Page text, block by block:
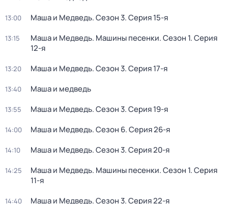
13:00 Маша и Медведь. Сезон 3. Серия 15-я
13:15 Маша и Медведь. Машины песенки. Сезон 1. Серия
12-я
13:20 Маша и Медведь. Сезон 3. Серия 17-я
13:40 Маша и медведь
13:55 Маша и Медведь. Сезон 3. Серия 19-я
14:00 Маша и Медведь. Сезон 6. Серия 26-я
14:10 Маша и Медведь. Сезон 3. Серия 20-я
14:25 Маша и Медведь. Машины песенки. Сезон 1. Серия
11-я
14:40 Маша и Медведь. Сезон 3. Серия 22-я